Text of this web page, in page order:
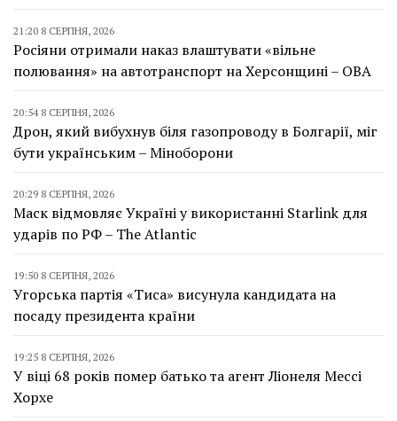
21:20 8 СЕРПНЯ, 2026
Росіяни отримали наказ влаштувати «вільне
полювання» на автотранспорт на Херсонщині – ОВА
20:54 8 СЕРПНЯ, 2026
Дрон, який вибухнув біля газопроводу в Болгарії, міг
бути українським – Міноборони
20:29 8 СЕРПНЯ, 2026
Маск відмовляє Україні у використанні Starlink для
ударів по РФ – The Atlantic
19:50 8 СЕРПНЯ, 2026
Угорська партія «Тиса» висунула кандидата на
посаду президента країни
19:25 8 СЕРПНЯ, 2026
У віці 68 років помер батько та агент Ліонеля Мессі
Хорхе